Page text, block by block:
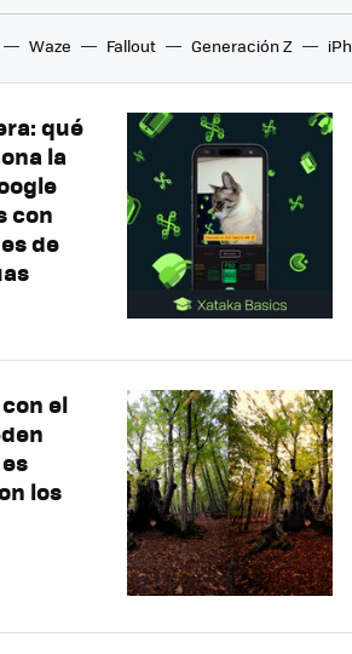
Waze Fallout Generación Z
qué
la
con
de
el
los